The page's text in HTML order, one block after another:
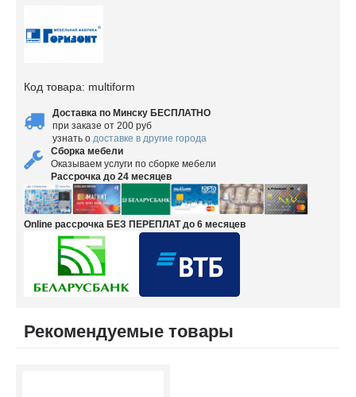
Код товара: multiform
Доставка по Минску БЕСПЛАТНО
при заказе от 200 руб
узнать о доставке в другие города
Сборка мебели
Оказываем услуги по сборке мебели
Рассрочка до 24 месяцев
Online рассрочка БЕЗ ПЕРЕПЛАТ до 6 месяцев
Рекомендуемые товары